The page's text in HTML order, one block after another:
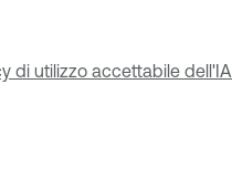
di utilizzo accettabile dell'IA